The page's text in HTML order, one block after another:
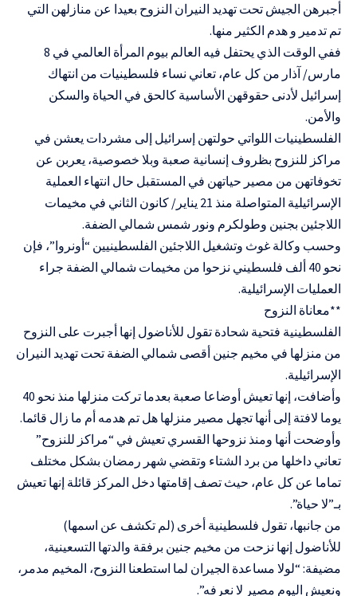
أجبرهن الجيش تحت تهديد النيران النزوح بعيدا عن منازلهن التي
تم تدمير و هدم الكثير منها.
ففي الوقت الذي يحتفل فيه العالم بيوم المرأة العالمي في 8
مارس/ آذار من كل عام، تعاني نساء فلسطينيات من انتهاك
إسرائيل لأدنى حقوقهن الأساسية كالحق في الحياة والسكن
والأمن.
الفلسطينيات اللواتي حولتهن إسرائيل إلى مشردات يعشن في
مراكز للنزوح بظروف إنسانية صعبة وبلا خصوصية، يعربن عن
تخوفاتهن من مصير حياتهن في المستقبل حال انتهاء العملية
الإسرائيلية المتواصلة منذ 21 يناير/ كانون الثاني في مخيمات
اللاجئين بجنين وطولكرم ونور شمس شمالي الضفة.
وحسب وكالة غوث وتشغيل اللاجئين الفلسطينيين “أونروا”، فإن
نحو 40 ألف فلسطيني نزحوا من مخيمات شمالي الضفة جراء
العمليات الإسرائيلية.
**معاناة النزوح
الفلسطينية فتحية شحادة تقول للأناضول إنها أجبرت على النزوح
من منزلها في مخيم جنين أقصى شمالي الضفة تحت تهديد النيران
الإسرائيلية.
وأضافت، إنها تعيش أوضاعا صعبة بعدما تركت منزلها منذ نحو 40
يوما لافتة إلى أنها تجهل مصير منزلها هل تم هدمه أم ما زال قائما.
وأوضحت أنها ومنذ نزوحها القسري تعيش في “مراكز للنزوح”
تعاني داخلها من برد الشتاء وتقضي شهر رمضان بشكل مختلف
تماما عن كل عام، حيث تصف إقامتها دخل المركز قائلة إنها تعيش
بـ”لا حياة”.
من جانبها، تقول فلسطينية أخرى (لم تكشف عن اسمها)
للأناضول إنها نزحت من مخيم جنين برفقة والدتها التسعينية،
مضيفة: “لولا مساعدة الجيران لما استطعنا النزوح، المخيم مدمر،
ونعيش اليوم مصير لا نعرفه”.